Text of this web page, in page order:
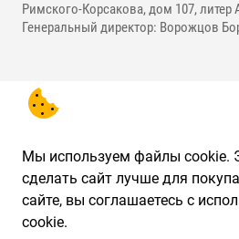
Римского-Корсакова, дом 107,
Генеральный директор: Ворожцов
Мы используем файлы cookie.
сделать сайт лучше для
сайте, вы соглашаетесь с
cookie.